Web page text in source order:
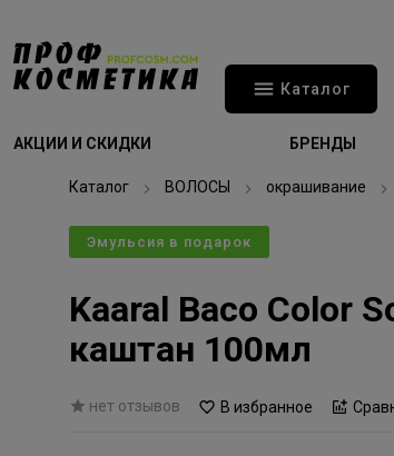
Каталог
АКЦИИ И СКИДКИ БРЕНДЫ
Каталог ВОЛОСЫ окрашивание
Эмульсия в подарок
Kaaral Baco Color
каштан 100мл
нет отзывов В избранное